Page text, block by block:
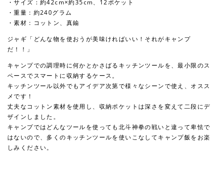
・サイズ：約42cm×約35cm、12ポケット
・重量：約240グラム
・素材：コットン、真鍮
ジャギ「どんな物を使おうが美味ければいい！それがキャンプ
だ！！」
キャンプでの調理時に何かとかさばるキッチンツールを、最小限のス
ペースでスマートに収納するケース。
キッチンツール以外でもアイデア次第で様々なシーンで使え、オスス
メです！
丈夫なコットン素材を使用し、収納ポケットは深さを変えて二段にデ
ザインしました。
キャンプではどんなツールを使っても北斗神拳の戦いと違って卑怯で
はないので、多くのキッチンツールを使いこなしてキャンプ飯をお楽
しみください。